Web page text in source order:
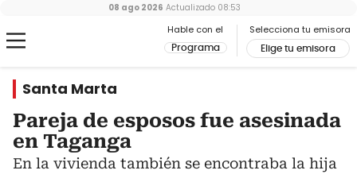
Hable con el
Programa
Selecciona tu emisora
Elige tu emisora
08 ago 2026 Actualizado 08:53
Santa Marta
Pareja de esposos fue asesinada
en Taganga
En la vivienda también se encontraba la hija